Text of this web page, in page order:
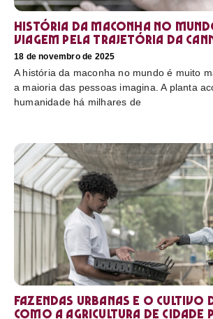
História da maconha no
viagem pela trajetória da
18 de novembro de 2025
A história da maconha no mundo é muito
a maioria das pessoas imagina. A planta
humanidade há milhares de
Fazendas urbanas e o cultivo
como a agricultura de cidade